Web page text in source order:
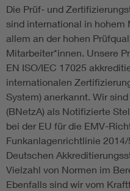
Die Prüf- und
sind international in hohem
allem an der hohen
Mitarbeiter*innen. Unsere
EN ISO/IEC 17025
internationalen
System) anerkannt. Wir
(BNetzA) als Notifizierte
bei der EU für die EMV-
Funkanlagenrichtlinie
Deutschen
Vielzahl von Normen im
Ebenfalls sind wir vom